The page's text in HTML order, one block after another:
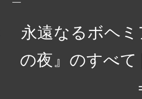
永遠なるボヘ
の夜』のすべ